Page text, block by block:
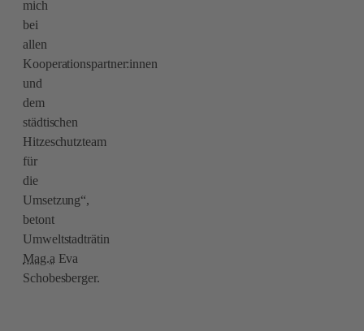
mich
bei
allen
Kooperationspartner:innen
und
dem
städtischen
Hitzeschutzteam
für
die
Umsetzung“,
betont
Umweltstadträtin
Mag.a Eva
Schobesberger.